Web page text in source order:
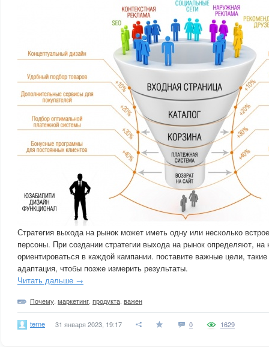
Стратегия выхода на рынок может иметь одну или несколько
персоны. При создании стратегии выхода на рынок определяют, на
ориентироваться в каждой кампании. поставите важные цели,
адаптация, чтобы позже измерить результаты.
Читать дальше →
Почему маркетинг продукта важен
terne 31 января 2023, 19:17 0 1629